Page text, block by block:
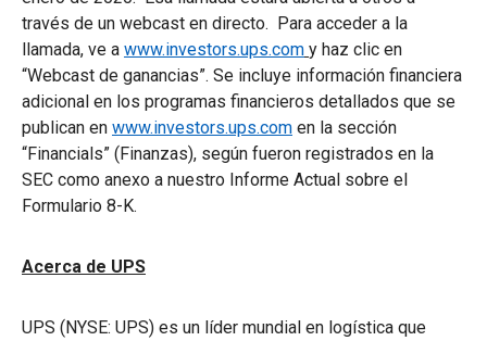
través de un webcast en directo. Para acceder a la
llamada, ve a www.investors.ups.com y haz clic en
“Webcast de ganancias”. Se incluye información financiera
adicional en los programas financieros detallados que se
publican en www.investors.ups.com en la sección
“Financials” (Finanzas), según fueron registrados en la
SEC como anexo a nuestro Informe Actual sobre el
Formulario 8-K.
Acerca de UPS
UPS (NYSE: UPS) es un líder mundial en logística que